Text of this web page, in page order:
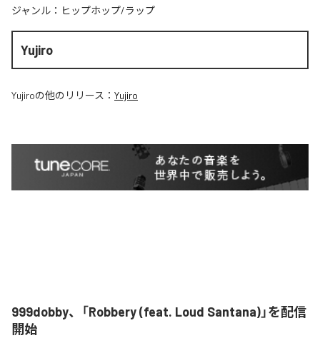
ジャンル： ヒップホップ/ラップ
Yujiro
Yujiroの他のリリース： Yujiro
999dobby、「Robbery (feat. Loud Santana)」を配信
開始